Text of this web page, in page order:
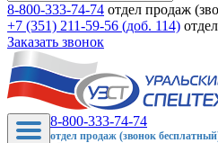
8-800-333-74-74 отдел продаж
+7 (351) 211-59-56 (доб. 114)
Заказать звонок
8-800-333-74-74
отдел продаж (звонок